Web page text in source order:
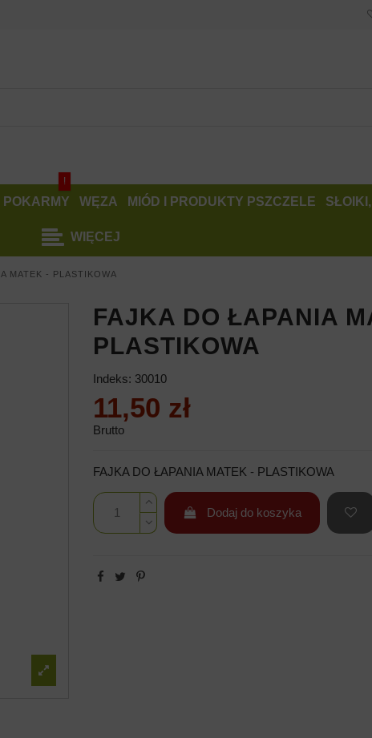
POKARMY
!
WĘZA MIÓD I PRODUKTY PSZCZELE
WIĘCEJ
MATEK - PLASTIKOWA
FAJKA DO ŁAPANIA
PLASTIKOWA
Indeks: 30010
11,50 zł
Brutto
FAJKA DO ŁAPANIA MATEK - PLASTIKOWA
Dodaj do koszyka